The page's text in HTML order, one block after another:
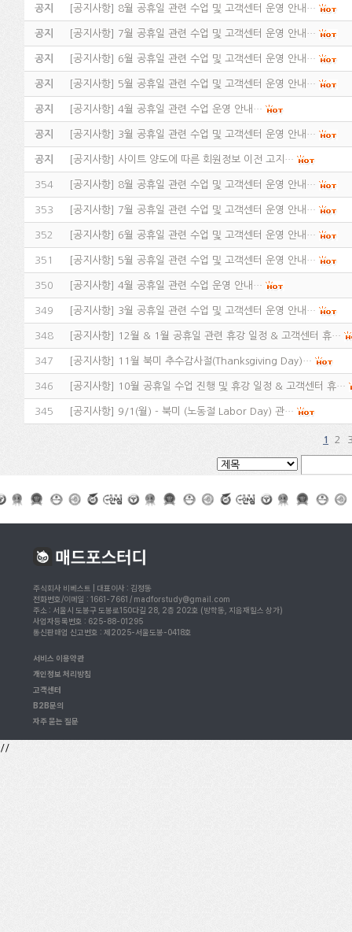
공지 [공지사항] 8월 공휴일 관련 수업 및 고객센터 운영 안내…
공지 [공지사항] 7월 공휴일 관련 수업 및 고객센터 운영 안내…
공지 [공지사항] 6월 공휴일 관련 수업 및 고객센터 운영 안내…
공지 [공지사항] 5월 공휴일 관련 수업 및 고객센터 운영 안내…
공지 [공지사항] 4월 공휴일 관련 수업 운영 안내…
공지 [공지사항] 3월 공휴일 관련 수업 및 고객센터 운영 안내…
공지 [공지사항] 사이트 양도에 따른 회원정보 이전 고지…
354 [공지사항] 8월 공휴일 관련 수업 및 고객센터 운영 안내…
353 [공지사항] 7월 공휴일 관련 수업 및 고객센터 운영 안내…
352 [공지사항] 6월 공휴일 관련 수업 및 고객센터 운영 안내…
351 [공지사항] 5월 공휴일 관련 수업 및 고객센터 운영 안내…
350 [공지사항] 4월 공휴일 관련 수업 운영 안내…
349 [공지사항] 3월 공휴일 관련 수업 및 고객센터 운영 안내…
348 [공지사항] 12월 & 1월 공휴일 관련 휴강 일정 & 고객센터 휴…
347 [공지사항] 11월 북미 추수감사절(Thanksgiving Day)…
346 [공지사항] 10월 공휴일 수업 진행 및 휴강 일정 & 고객센터 휴…
345 [공지사항] 9/1(월) - 북미 (노동절 Labor Day) 관…
1 2
주식회사 비베스트 | 대표이사 : 김정동
전화번호/이메일 : 1661-7661 / madforstudy@gmail.com
주소 : 서울시 도봉구 도봉로150다길 28, 2층 202호 (방학동, 지음재힐스 상가)
사업자등록번호 : 625-88-01295
통신판매업 신고번호 : 제2025-서울도봉-0418호
서비스 이용약관
개인정보 처리방침
고객센터
B2B문의
자주 묻는 질문
//